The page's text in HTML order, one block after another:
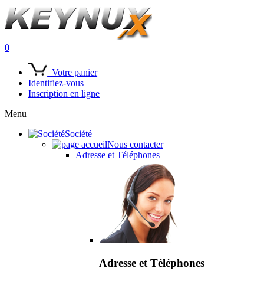
0
Votre panier
Identifiez-vous
Inscription en ligne
Menu
Société
Nous contacter
Adresse et Téléphones
Adresse et Téléphones